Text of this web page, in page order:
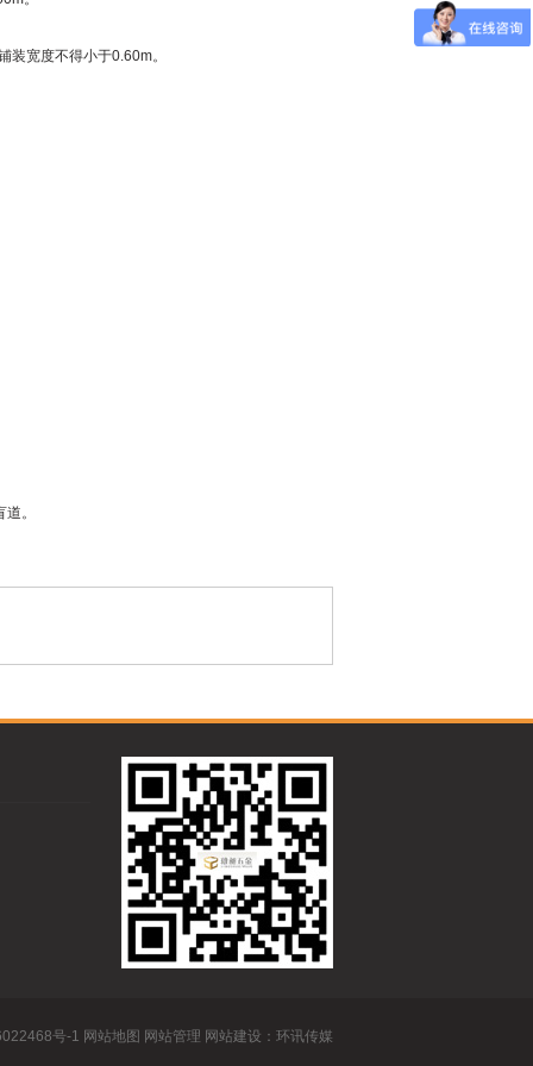
宽度不得小于0.60m。
。
号-1 网站地图 网站管理 网站建设：环讯传媒